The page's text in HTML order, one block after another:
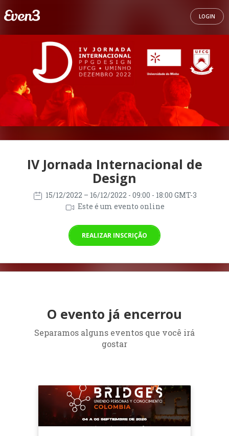
LOGIN
IV Jornada Internacional de
Design
15/12/2022 – 16/12/2022 - 09:00 - 18:00 GMT-3
Este é um evento online
REALIZAR INSCRIÇÃO
O evento já encerrou
Separamos alguns eventos que você irá
gostar